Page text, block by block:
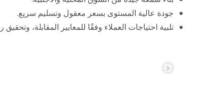
جودة عالية المستوى بسعر معقول وتسليم سريع.
تلبية احتياجات العملاء وفقًا للمعايير المقابلة،